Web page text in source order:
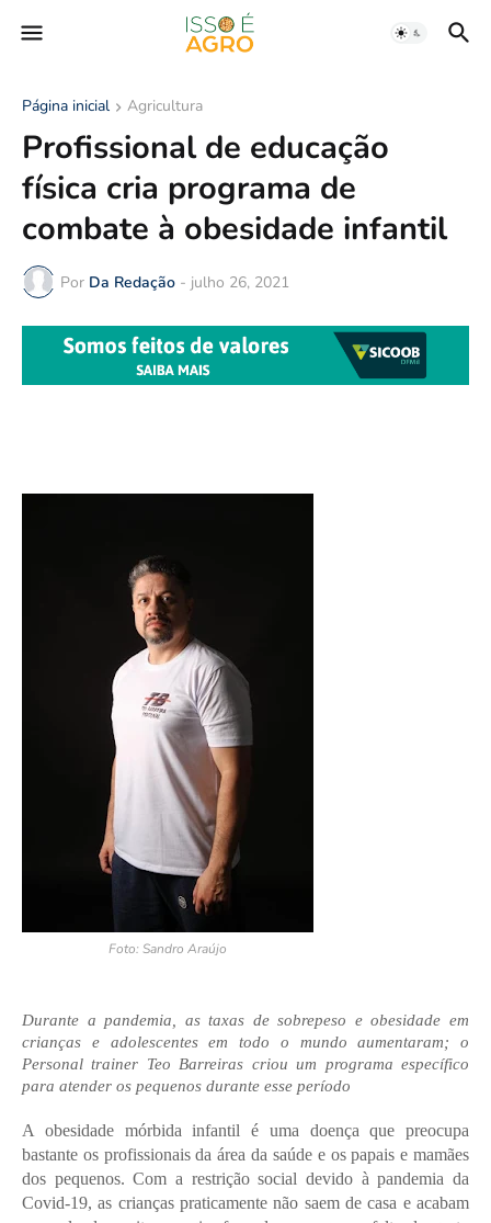
Página inicial Agricultura
Profissional de educação
física cria programa de
combate à obesidade infantil
Por Da Redação - julho 26, 2021
Foto: Sandro Araújo
Durante a pandemia, as taxas de sobrepeso e obesidade em
crianças e adolescentes em todo o mundo aumentaram; o
Personal trainer Teo Barreiras criou um programa específico
para atender os pequenos durante esse período
A obesidade mórbida infantil é uma doença que preocupa
bastante os profissionais da área da saúde e os papais e mamães
dos pequenos. Com a restrição social devido à pandemia da
Covid-19, as crianças praticamente não saem de casa e acabam